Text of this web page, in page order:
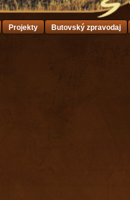
Projekty Butovský zpravodaj